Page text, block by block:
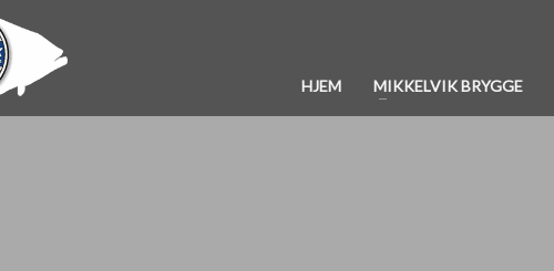
HJEM MIKKELVIK BRYGGE